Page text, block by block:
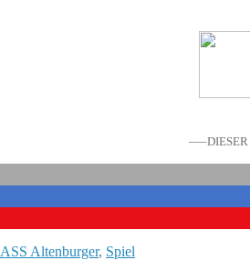
—–DIESER
ASS Altenburger, Spiel